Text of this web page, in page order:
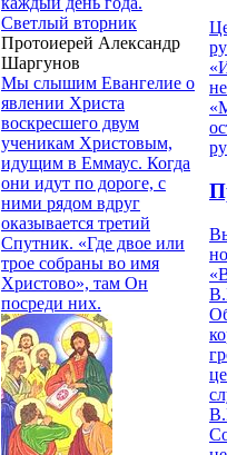
Светлый вторник
Протоиерей Александр
Шаргунов
Мы слышим Евангелие о
явлении Христа
воскресшего двум
ученикам Христовым,
идущим в Еммаус. Когда
они идут по дороге, с
ними рядом вдруг
оказывается третий
Спутник. «Где двое или
трое собраны во имя
Христово», там Он
посреди них.